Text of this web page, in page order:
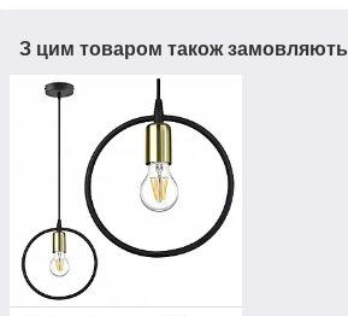
З цим товаром також замовляють